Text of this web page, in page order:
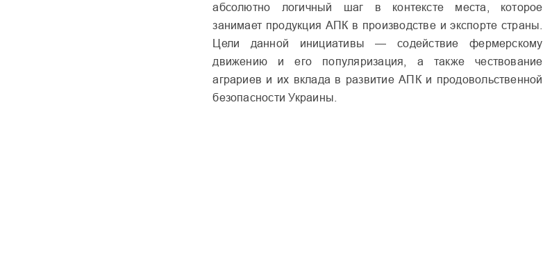
абсолютно логичный шаг в контексте места, которое
занимает продукция АПК в производстве и экспорте страны.
Цели данной инициативы — содействие фермерскому
движению и его популяризация, а также чествование
аграриев и их вклада в развитие АПК и продовольственной
безопасности Украины.